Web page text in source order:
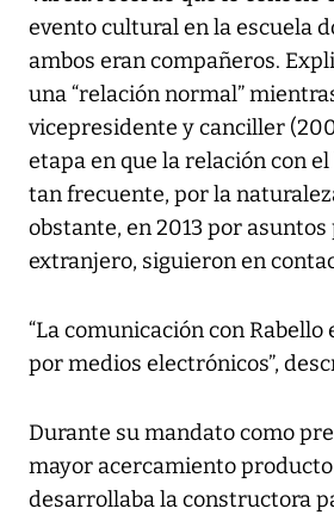
evento cultural en la escuela
ambos eran compañeros.
una “relación normal”
vicepresidente y canciller
etapa en que la relación con
tan frecuente, por la
obstante, en 2013 por
extranjero, siguieron en
“La comunicación con Rabello
por medios electrónicos”,
Durante su mandato como
mayor acercamiento producto
desarrollaba la constructora